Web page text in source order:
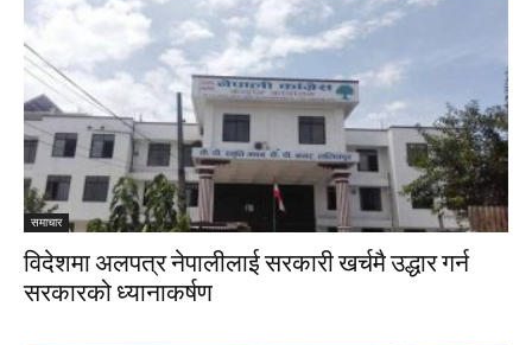
समाचार
विदेशमा अलपत्र नेपालीलाई सरकारी खर्चमै उद्धार गर्न
सरकारको ध्यानाकर्षण